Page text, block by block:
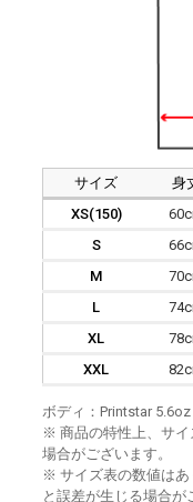
サイズ 身
XS(150)
S
M
L
XL
XXL
ボディ：Printstar 5.6oz
※ 商品の特性上、サイ
場合がございます。
※ サイズ表の数値はあ
と誤差が生じる場合が